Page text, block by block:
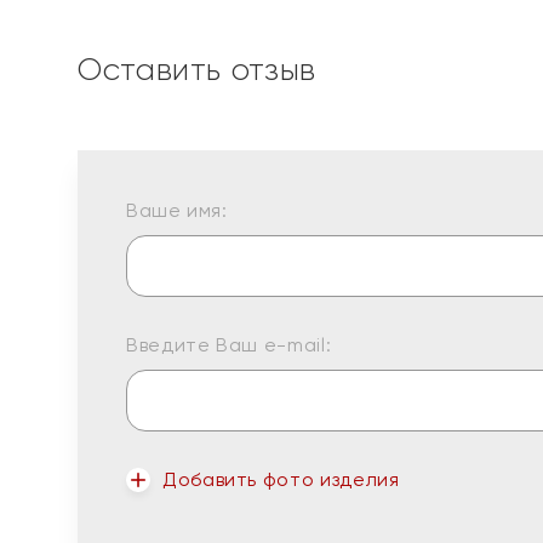
Оставить отзыв
Ваше имя:
Введите Ваш e-mail:
Добавить фото изделия